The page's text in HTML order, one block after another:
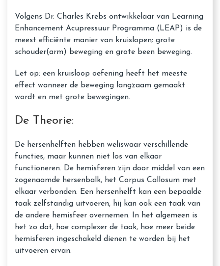
Volgens Dr. Charles Krebs ontwikkelaar van Learning
Enhancement Acupressuur Programma (LEAP) is de
meest efficiënte manier van kruislopen; grote
schouder(arm) beweging en grote been beweging.
Let op: een kruisloop oefening heeft het meeste
effect wanneer de beweging langzaam gemaakt
wordt en met grote bewegingen.
De Theorie:
De hersenhelften hebben weliswaar verschillende
functies, maar kunnen niet los van elkaar
functioneren. De hemisferen zijn door middel van een
zogenaamde hersenbalk, het Corpus Callosum met
elkaar verbonden. Een hersenhelft kan een bepaalde
taak zelfstandig uitvoeren, hij kan ook een taak van
de andere hemisfeer overnemen. In het algemeen is
het zo dat, hoe complexer de taak, hoe meer beide
hemisferen ingeschakeld dienen te worden bij het
uitvoeren ervan.